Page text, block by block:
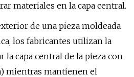
materiales en la capa central.
de una pieza moldeada
los fabricantes utilizan la
la capa central de la pieza con
mientras mantienen el